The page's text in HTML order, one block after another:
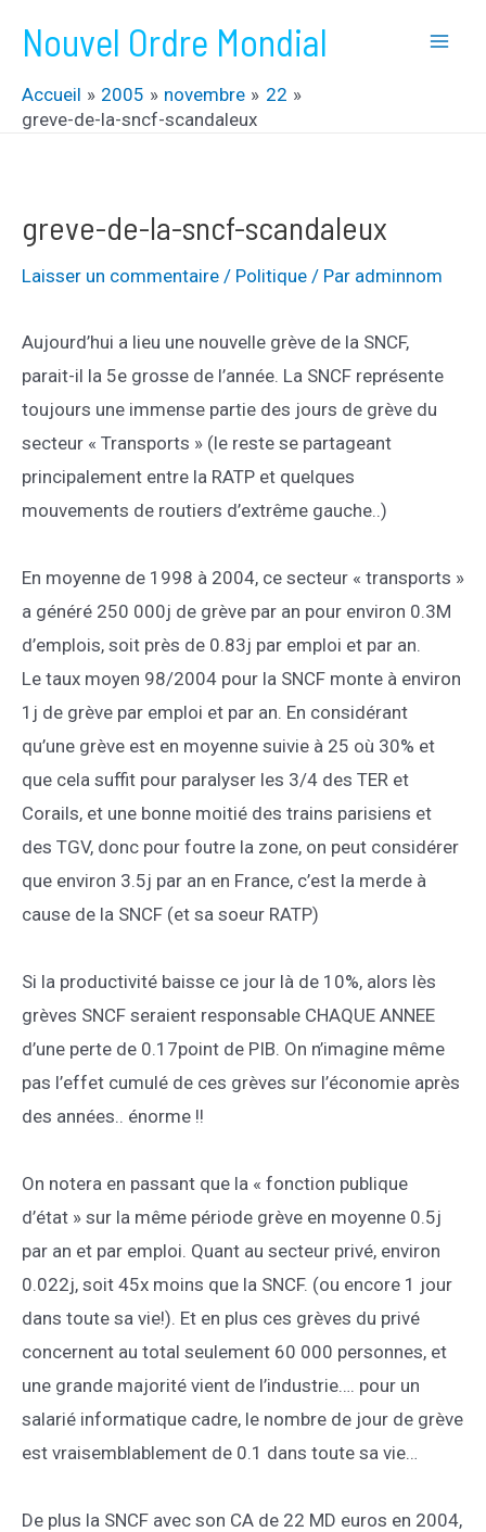
contenu
Nouvel Ordre Mondial
Accueil 2005 novembre
22
greve-de-la-sncf-scandaleux
greve-de-la-sncf-scandaleux
Laisser un commentaire / Politique / Par adminnom
Aujourd’hui a lieu une nouvelle grève de la SNCF,
parait-il la 5e grosse de l’année. La SNCF représente
toujours une immense partie des jours de grève du
secteur « Transports » (le reste se partageant
principalement entre la RATP et quelques
mouvements de routiers d’extrême gauche..)
En moyenne de 1998 à 2004, ce secteur « transports »
a généré 250 000j de grève par an pour environ 0.3M
d’emplois, soit près de 0.83j par emploi et par an.
Le taux moyen 98/2004 pour la SNCF monte à environ
1j de grève par emploi et par an. En considérant
qu’une grève est en moyenne suivie à 25 où 30% et
que cela suffit pour paralyser les 3/4 des TER et
Corails, et une bonne moitié des trains parisiens et
des TGV, donc pour foutre la zone, on peut considérer
que environ 3.5j par an en France, c’est la merde à
cause de la SNCF (et sa soeur RATP)
Si la productivité baisse ce jour là de 10%, alors lès
grèves SNCF seraient responsable CHAQUE ANNEE
d’une perte de 0.17point de PIB. On n’imagine même
pas l’effet cumulé de ces grèves sur l’économie après
des années.. énorme !!
On notera en passant que la « fonction publique
d’état » sur la même période grève en moyenne 0.5j
par an et par emploi. Quant au secteur privé, environ
0.022j, soit 45x moins que la SNCF. (ou encore 1 jour
dans toute sa vie!). Et en plus ces grèves du privé
concernent au total seulement 60 000 personnes, et
une grande majorité vient de l’industrie…. pour un
salarié informatique cadre, le nombre de jour de grève
est vraisemblablement de 0.1 dans toute sa vie…
De plus la SNCF avec son CA de 22 MD euros en 2004,